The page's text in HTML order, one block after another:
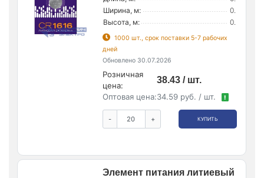
Ширина, м:
0.
Высота, м:
0.
1000 шт., срок поставки 5-7 рабочих
дней
Обновлено 30.07.2026
Розничная
цена:
38.43 / шт.
Оптовая цена:34.59 руб. / шт. !
- + КУПИТЬ
Элемент питания литиевый